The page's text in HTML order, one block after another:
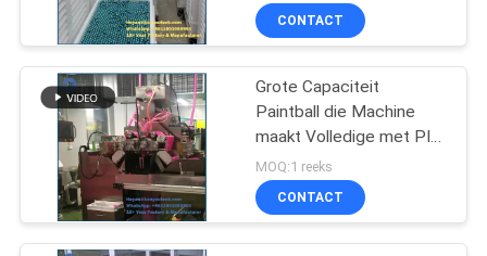
Capsulevorm
CONTACT
Grote Capaciteit
Paintball die Machine
maakt Volledige met PID
Temperatuurcontrole
Automatisch
MOQ:1 reeks
CONTACT